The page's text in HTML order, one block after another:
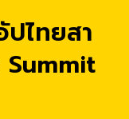
ไทยสา